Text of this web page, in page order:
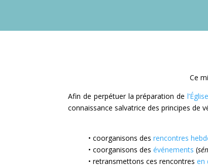
Ce
Afin de perpétuer la préparation de
connaissance salvatrice des principes de
• coorganisons desrencontres
• coorganisons desévénements (
• retransmettons ces rencontresen